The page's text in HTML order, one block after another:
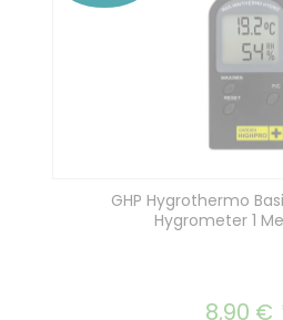
GHP Hygrothermo
Hygrometer 1
8,90 €